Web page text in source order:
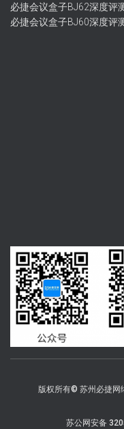
必捷会议盒子BJ62深度评
必捷会议盒子BJ60深度评
版权所有© 苏州必捷网
苏公网安备